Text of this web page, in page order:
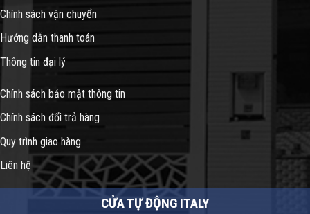
Chính sách vận chuyển
Hướng dẫn thanh toán
Thông tin đại lý
Chính sách bảo mật thông tin
Chính sách đổi trả hàng
Quy trình giao hàng
Liên hệ
CỬA TỰ ĐỘNG ITALY